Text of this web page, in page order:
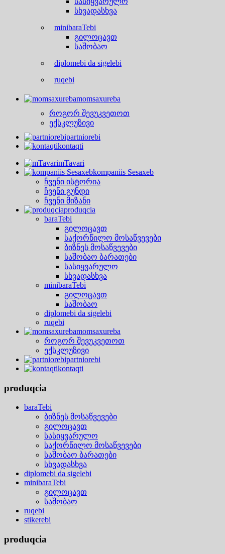
სხვადასხვა
minibaraTebi
გილოცავთ
საშობაო
diplomebi da sigelebi
ruqebi
momsaxureba
როგორ შევუკვეთოთ
ექსკლუზივი
partniorebi
kontaqti
mTavari
kompaniis Sesaxeb
ჩვენი ისტორია
ჩვენი გუნდი
ჩვენი მიზანი
produqcia
baraTebi
გილოცავთ
საქორწილო მოსაწვევები
ბიზნეს მოსაწვევები
საშობაო ბარათები
სასიყვარულო
სხვადასხვა
minibaraTebi
გილოცავთ
საშობაო
diplomebi da sigelebi
ruqebi
momsaxureba
როგორ შევუკვეთოთ
ექსკლუზივი
partniorebi
kontaqti
produqcia
baraTebi
ბიზნეს მოსაწვევები
გილოცავთ
სასიყვარულო
საქორწილო მოსაწვევები
საშობაო ბარათები
სხვადასხვა
diplomebi da sigelebi
minibaraTebi
გილოცავთ
საშობაო
ruqebi
stikerebi
produqcia